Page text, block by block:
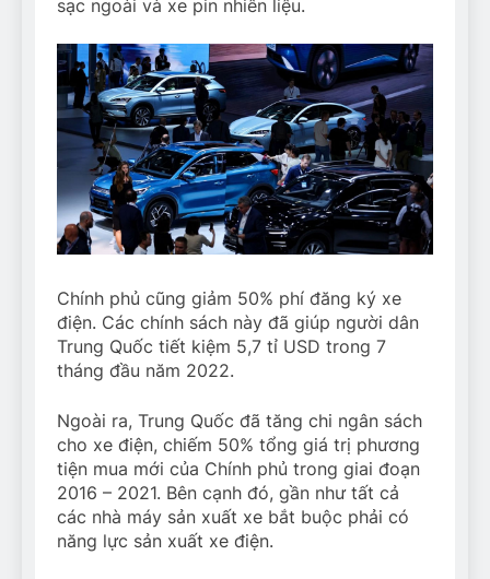
sạc ngoài và xe pin nhiên liệu.
Chính phủ cũng giảm 50% phí đăng ký xe
điện. Các chính sách này đã giúp người dân
Trung Quốc tiết kiệm 5,7 tỉ USD trong 7
tháng đầu năm 2022.
Ngoài ra, Trung Quốc đã tăng chi ngân sách
cho xe điện, chiếm 50% tổng giá trị phương
tiện mua mới của Chính phủ trong giai đoạn
2016 – 2021. Bên cạnh đó, gần như tất cả
các nhà máy sản xuất xe bắt buộc phải có
năng lực sản xuất xe điện.